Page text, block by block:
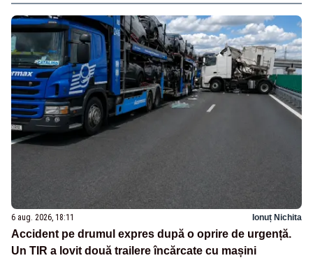
6 aug. 2026, 18:11 Ionuț Nichita
Accident pe drumul expres după o oprire de urgență.
Un TIR a lovit două trailere încărcate cu mașini